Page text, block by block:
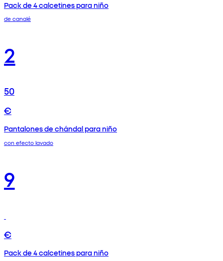
Pack de 4 calcetines para niño
de canalé
2
50
€
Pantalones de chándal para niño
con efecto lavado
9
€
Pack de 4 calcetines para niño